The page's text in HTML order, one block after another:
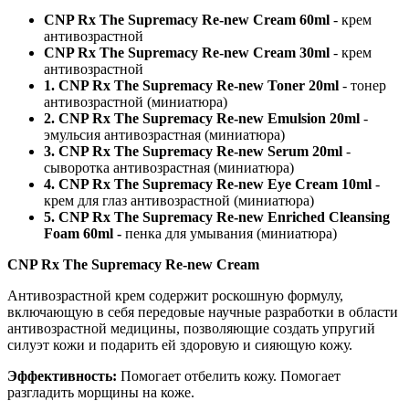
CNP Rx The Supremacy Re-new Cream 60ml - крем
антивозрастной
CNP Rx The Supremacy Re-new Cream 30ml - крем
антивозрастной
1. CNP Rx The Supremacy Re-new Toner 20ml - тонер
антивозрастной (миниатюра)
2. CNP Rx The Supremacy Re-new Emulsion 20ml -
эмульсия антивозрастная (миниатюра)
3. CNP Rx The Supremacy Re-new Serum 20ml -
сыворотка антивозрастная (миниатюра)
4. CNP Rx The Supremacy Re-new Eye Cream 10ml -
крем для глаз антивозрастной (миниатюра)
5. CNP Rx The Supremacy Re-new Enriched Cleansing
Foam 60ml - пенка для умывания (миниатюра)
CNP Rx The Supremacy Re-new Cream
Антивозрастной крем содержит роскошную формулу,
включающую в себя передовые научные разработки в области
антивозрастной медицины, позволяющие создать упругий
силуэт кожи и подарить ей здоровую и сияющую кожу.
Эффективность: Помогает отбелить кожу. Помогает
разгладить морщины на коже.